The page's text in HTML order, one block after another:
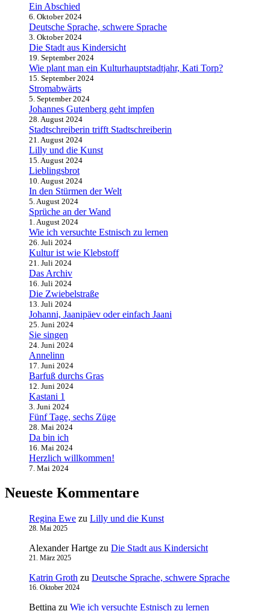
Ein Abschied
6. Oktober 2024
Deutsche Sprache, schwere Sprache
3. Oktober 2024
Die Stadt aus Kindersicht
19. September 2024
Wie plant man ein Kulturhauptstadtjahr, Kati Torp?
15. September 2024
Stromabwärts
5. September 2024
Johannes Gutenberg geht impfen
28. August 2024
Stadtschreiberin trifft Stadtschreiberin
21. August 2024
Lilly und die Kunst
15. August 2024
Lieblingsbrot
10. August 2024
In den Stürmen der Welt
5. August 2024
Sprüche an der Wand
1. August 2024
Wie ich versuchte Estnisch zu lernen
26. Juli 2024
Kultur ist wie Klebstoff
21. Juli 2024
Das Archiv
16. Juli 2024
Die Zwiebelstraße
13. Juli 2024
Johanni, Jaanipäev oder einfach Jaani
25. Juni 2024
Sie singen
24. Juni 2024
Annelinn
17. Juni 2024
Barfuß durchs Gras
12. Juni 2024
Kastani 1
3. Juni 2024
Fünf Tage, sechs Züge
28. Mai 2024
Da bin ich
16. Mai 2024
Herzlich willkommen!
7. Mai 2024
Neueste Kommentare
Regina Ewe zu Lilly und die Kunst
28. Mai 2025
Alexander Hartge zu Die Stadt aus Kindersicht
21. März 2025
Katrin Groth zu Deutsche Sprache, schwere Sprache
16. Oktober 2024
Bettina zu Wie ich versuchte Estnisch zu lernen